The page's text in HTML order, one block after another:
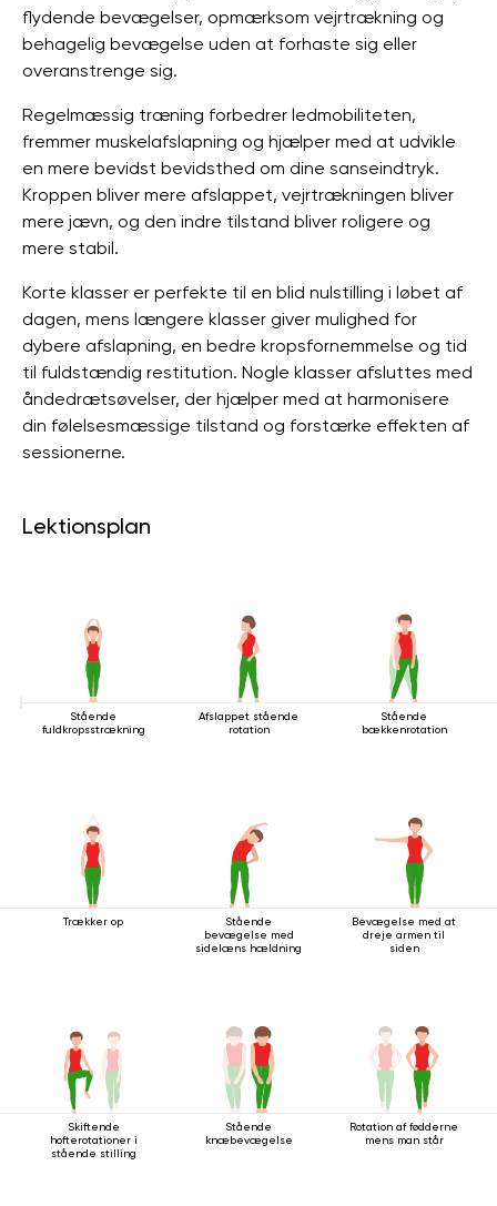
flydende bevægelser, opmærksom vejrtrækning og
behagelig bevægelse uden at forhaste sig eller
overanstrenge sig.
Regelmæssig træning forbedrer ledmobiliteten,
fremmer muskelafslapning og hjælper med at udvikle
en mere bevidst bevidsthed om dine sanseindtryk.
Kroppen bliver mere afslappet, vejrtrækningen bliver
mere jævn, og den indre tilstand bliver roligere og
mere stabil.
Korte klasser er perfekte til en blid nulstilling i løbet af
dagen, mens længere klasser giver mulighed for
dybere afslapning, en bedre kropsfornemmelse og tid
til fuldstændig restitution. Nogle klasser afsluttes med
åndedrætsøvelser, der hjælper med at harmonisere
din følelsesmæssige tilstand og forstærke effekten af ​​
sessionerne.
Lektionsplan
Stående
fuldkropsstrækning
Afslappet stående
rotation
Stående
bækkenrotation
Trækker op
Stående
bevægelse med
sidelæns hældning
Bevægelse med at
dreje armen til
siden
Skiftende
hofterotationer i
stående stilling
Stående
knæbevægelse
Rotation af fødderne
mens man står